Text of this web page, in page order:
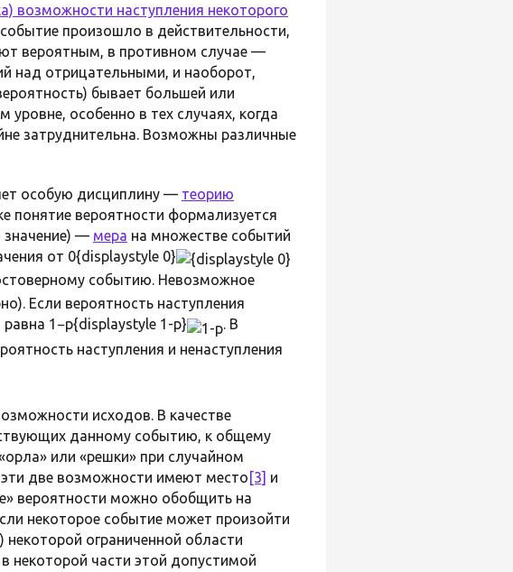
возможности наступления некоторого
произошло в действительности,
вероятным, в противном случае —
над отрицательными, и наоборот,
бывает большей или
уровне, особенно в тех случаях, когда
затруднительна. Возможны различные
особую дисциплину — теорию
понятие вероятности формализуется
значение) — мера на множестве событий
от 0{displaystyle 0}
событию. Невозможное
Если вероятность наступления
равна 1−p{displaystyle 1-p}
. В
наступления и ненаступления
исходов. В качестве
данному событию, к общему
или «решки» при случайном
две возможности имеют место [3] и
вероятности можно обобщить на
некоторое событие может произойти
ограниченной области
некоторой части этой допустимой